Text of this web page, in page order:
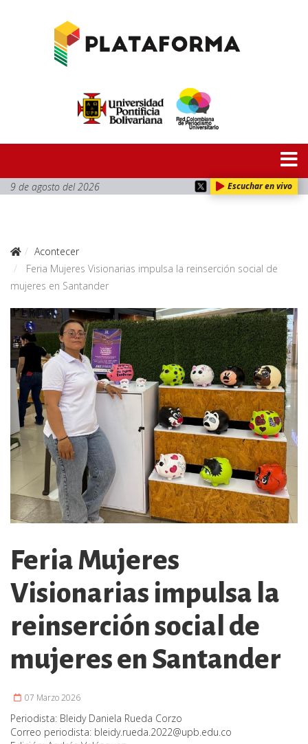
9 de agosto del 2026 Escuchar en vivo
Acontecer
Feria Mujeres Visionarias impulsa la reinserción social de
mujeres en Santander
Feria Mujeres
Visionarias impulsa la
reinserción social de
mujeres en Santander
07 Marzo 2026
Periodista: Bleidy Daniela Rueda Corzo
Correo periodista: bleidy.rueda.2022@upb.edu.co